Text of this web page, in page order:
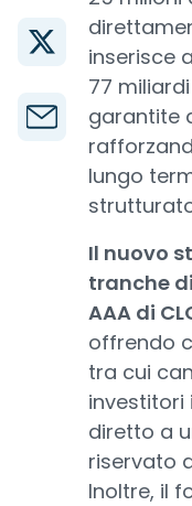
inserisce
77
garantite
lungo
Il nuovo
tranche
AAA di
offrendo
tra cui
investitori
diretto a
riservato
Inoltre, il